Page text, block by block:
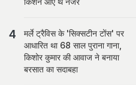
मर्ले ट्रैविस के 'सिक्सटीन टोंस' पर
आधारित था 68 साल पुराना गाना,
किशोर कुमार की आवाज ने बनाया
बरसात का सदाबहा